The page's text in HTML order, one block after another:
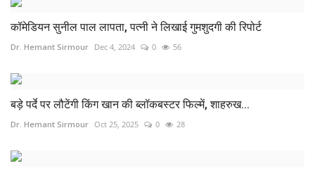
कॉमेडियन सुनील पाल लापता, पत्नी ने लिखाई गुमशुदगी की रिपोर्ट
Dr. Hemant Sirmour Dec 4, 2024 0 56
बड़े पर्दे पर लौटेंगी किंग खान की ब्लॉकबस्टर फिल्में, शाहरुख...
Dr. Hemant Sirmour Oct 25, 2025 0 28